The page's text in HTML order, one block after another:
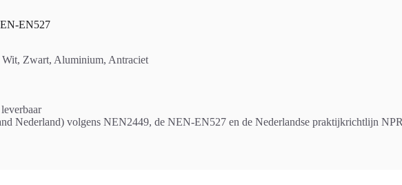
EN527
Zwart, Aluminium, Antraciet
Nederland) volgens NEN2449, de NEN-EN527 en de Nederlandse praktijkrichtlijn